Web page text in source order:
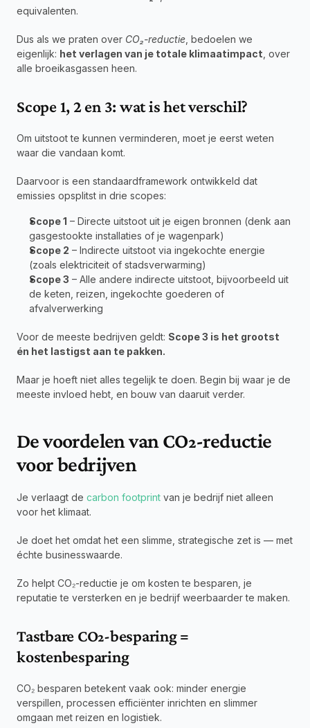
equivalenten.
Dus als we praten over CO₂-reductie , bedoelen we
eigenlijk: het verlagen van je totale klimaatimpact , over
alle broeikasgassen heen.
Scope 1, 2 en 3: wat is het verschil?
Om uitstoot te kunnen verminderen, moet je eerst weten
waar die vandaan komt.
Daarvoor is een standaardframework ontwikkeld dat
emissies opsplitst in drie scopes:
Scope 1 – Directe uitstoot uit je eigen bronnen (denk aan
gasgestookte installaties of je wagenpark)
Scope 2 – Indirecte uitstoot via ingekochte energie
(zoals elektriciteit of stadsverwarming)
Scope 3 – Alle andere indirecte uitstoot, bijvoorbeeld uit
de keten, reizen, ingekochte goederen of
afvalverwerking
Voor de meeste bedrijven geldt: Scope 3 is het grootst
én het lastigst aan te pakken.
Maar je hoeft niet alles tegelijk te doen. Begin bij waar je de
meeste invloed hebt, en bouw van daaruit verder.
De voordelen van CO₂-reductie
voor bedrijven
Je verlaagt de carbon footprint van je bedrijf niet alleen
voor het klimaat.
Je doet het omdat het een slimme, strategische zet is — met
échte businesswaarde.
Zo helpt CO₂-reductie je om kosten te besparen, je
reputatie te versterken en je bedrijf weerbaarder te maken.
Tastbare CO₂-besparing =
kostenbesparing
CO₂ besparen betekent vaak ook: minder energie
verspillen, processen efficiënter inrichten en slimmer
omgaan met reizen en logistiek.